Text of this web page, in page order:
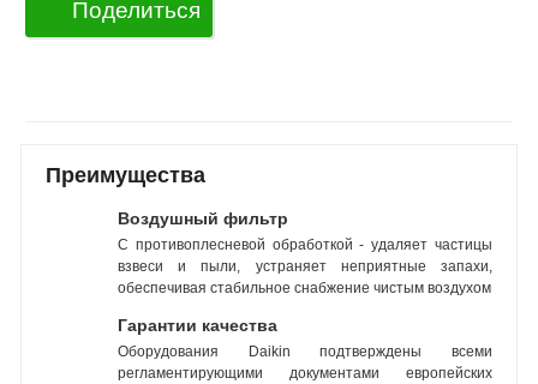
Поделиться
Преимущества
Воздушный фильтр
С противоплесневой обработкой - удаляет частицы
взвеси и пыли, устраняет неприятные запахи,
обеспечивая стабильное снабжение чистым воздухом
Гарантии качества
Оборудования Daikin подтверждены всеми
регламентирующими документами европейских